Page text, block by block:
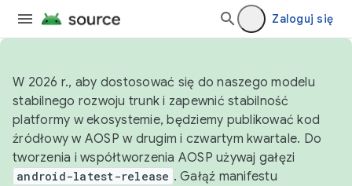
Zaloguj się
W 2026 r., aby dostosować się do naszego modelu
stabilnego rozwoju trunk i zapewnić stabilność
platformy w ekosystemie, będziemy publikować kod
źródłowy w AOSP w drugim i czwartym kwartale. Do
tworzenia i współtworzenia AOSP używaj gałęzi
android-latest-release . Gałąź manifestu